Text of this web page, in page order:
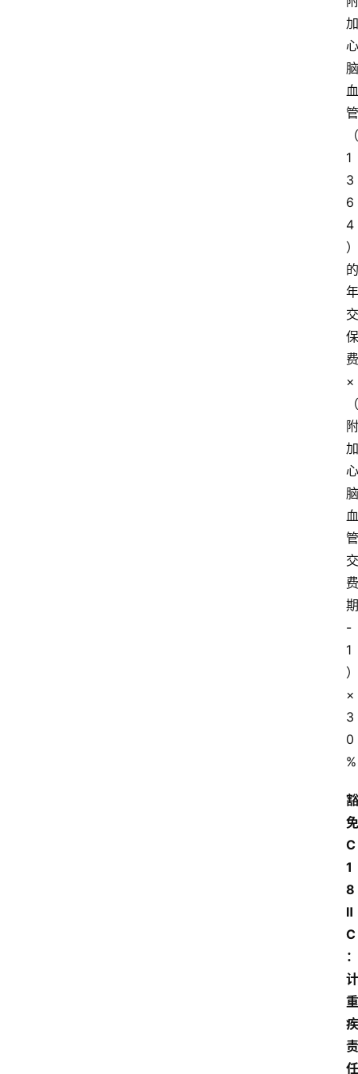
加
心
脑
血
管
（
1
3
6
4
）
的
年
交
保
费
×
（
附
加
心
脑
血
管
交
费
期
-
1
）
×
3
0
%
豁
免
C
1
8
Ⅱ
C
：
计
重
疾
责
任